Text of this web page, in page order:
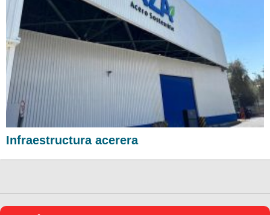
Infraestructura acerera